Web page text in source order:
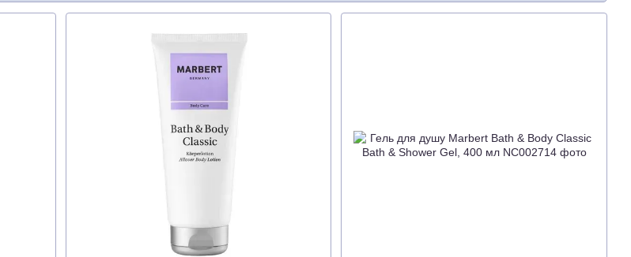
Останнім із них є оновлення дизайну: він став більш послідовним, сучасним, красивим і, отже, ще більше
Висока якість інгредієнтів і популярні формули, звичайно, збережені.
MARBERT виступає за ефективну турботу жінок про жінок - з 1936 року.